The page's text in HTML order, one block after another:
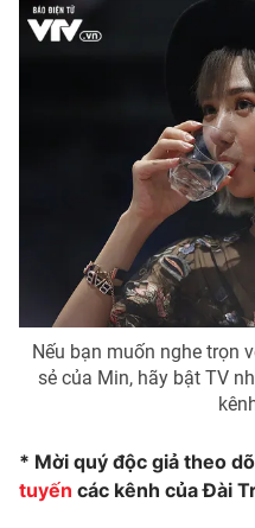
Nếu bạn muốn nghe trọn
sẻ của Min, hãy bật TV
* Mời quý độc giả theo
tuyến các kênh của Đài